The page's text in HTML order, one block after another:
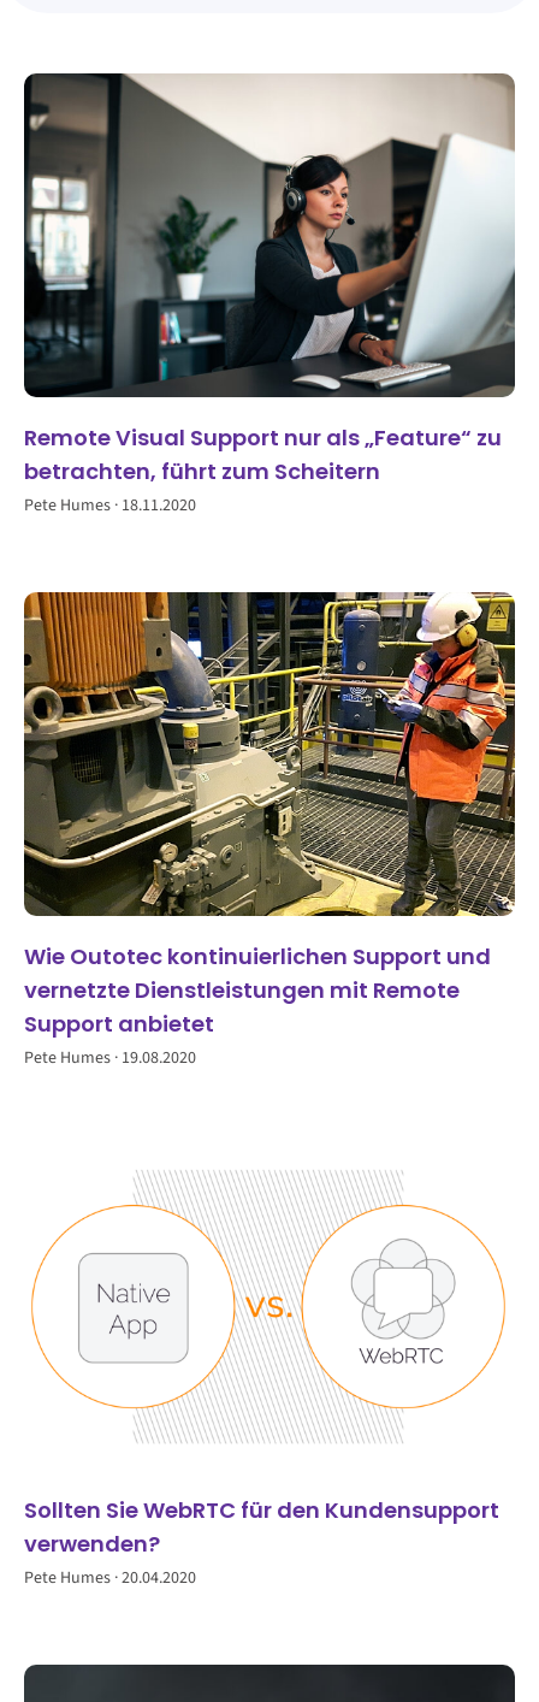
Remote Visual Support nur als „Feature“ zu
betrachten, führt zum Scheitern
Pete Humes 18.11.2020
Wie Outotec kontinuierlichen Support und
vernetzte Dienstleistungen mit Remote
Support anbietet
Pete Humes 19.08.2020
Sollten Sie WebRTC für den Kundensupport
verwenden?
Pete Humes 20.04.2020